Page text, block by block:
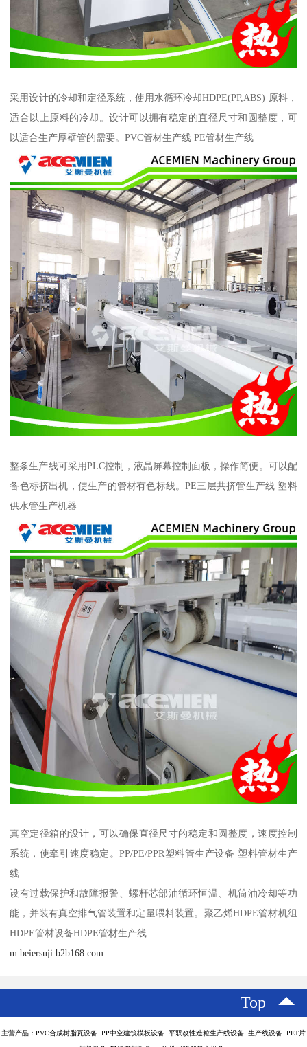
采用设计的冷却和定径系统，使用水循环冷却HDPE(PP,ABS) 原料，
适合以上原料的冷却。设计可以拥有稳定的直径尺寸和圆整度，可
以适合生产厚壁管的需要。PVC管材生产线 PE管材生产线
整条生产线可采用PLC控制，液晶屏幕控制面板，操作简便。可以配
备色标挤出机，使生产的管材有色标线。PE三层共挤管生产线 塑料
供水管生产机器
真空定径箱的设计，可以确保直径尺寸的稳定和圆整度，速度控制
系统，使牵引速度稳定。PP/PE/PPR塑料管生产设备 塑料管材生产
线
设有过载保护和故障报警、螺杆芯部油循环恒温、机筒油冷却等功
能，并装有真空排气管装置和定量喂料装置。聚乙烯HDPE管材机组
HDPE管材设备HDPE管材生产线
m.beiersuji.b2b168.com
Top
主营产品：PVC合成树脂瓦设备 PP中空建筑模板设备 平双改性造粒生产线设备 生产线设备 PET片